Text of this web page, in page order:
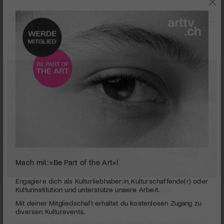
JETZT IM KINO
seconds
minutes,
L'ombre de Goya par Jean-Claude Carrière
PUBLIZIERT AM 25. OKTOBER 2022
Engagiere dich als Kulturliebhaber:in, Kulturschaffende(r) oder
Kulturinstitution und unterstütze unsere Arbeit.
Mit deiner Mitgliedschaft erhältst du kostenlosen Zugang zu